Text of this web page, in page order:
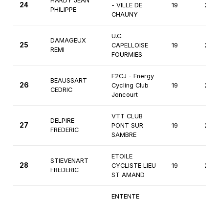
24
PHILIPPE
- VILLE DE
CHAUNY
19
25
DAMAGEUX
REMI
U.C.
CAPELLOISE
FOURMIES
19
26
BEAUSSART
CEDRIC
E2CJ - Energy
Cycling Club
Joncourt
19
27
DELPIRE
FREDERIC
VTT CLUB
PONT SUR
SAMBRE
19
28
STIEVENART
FREDERIC
ETOILE
CYCLISTE LIEU
ST AMAND
19
ENTENTE